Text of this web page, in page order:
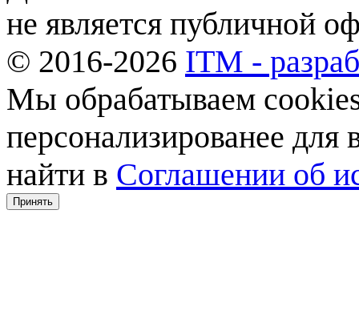
не является публичной
© 2016-2026 ITM -
Мы обрабатываем
персонализированее
найти в Соглашении об
Принять